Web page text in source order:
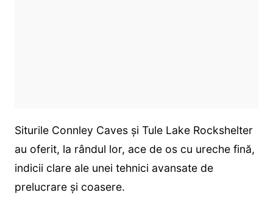
Siturile Connley Caves și Tule Lake Rockshelter
au oferit, la rândul lor, ace de os cu ureche fină,
indicii clare ale unei tehnici avansate de
prelucrare și coasere.